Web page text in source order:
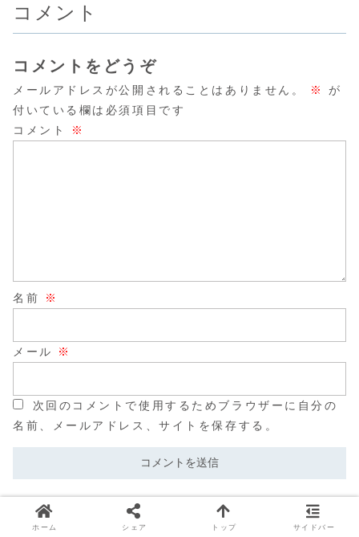
コメント
コメントをどうぞ
メールアドレスが公開されることはありません。 ※
が
付いている欄は必須項目です
コメント
※
名前 ※
メール ※
次回のコメントで使用するためブラウザーに自分の
名前、メールアドレス、サイトを保存する。
ホーム シェア トップ サイドバー